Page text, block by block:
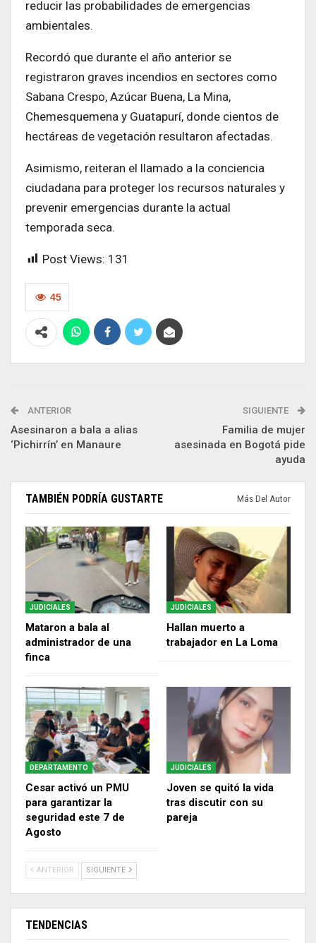
reducir las probabilidades de emergencias
ambientales.
Recordó que durante el año anterior se
registraron graves incendios en sectores como
Sabana Crespo, Azúcar Buena, La Mina,
Chemesquemena y Guatapurí, donde cientos de
hectáreas de vegetación resultaron afectadas.
Asimismo, reiteran el llamado a la conciencia
ciudadana para proteger los recursos naturales y
prevenir emergencias durante la actual
temporada seca.
Post Views: 131
45
ANTERIOR
Asesinaron a bala a alias
‘Pichirrín’ en Manaure
SIGUIENTE
Familia de mujer
asesinada en Bogotá pide
ayuda
TAMBIÉN PODRÍA GUSTARTE Más Del Autor
JUDICIALES
Mataron a bala al
administrador de una
finca
JUDICIALES
Hallan muerto a
trabajador en La Loma
DEPARTAMENTO
Cesar activó un PMU
para garantizar la
seguridad este 7 de
Agosto
JUDICIALES
Joven se quitó la vida
tras discutir con su
pareja
ANTERIOR SIGUIENTE
TENDENCIAS